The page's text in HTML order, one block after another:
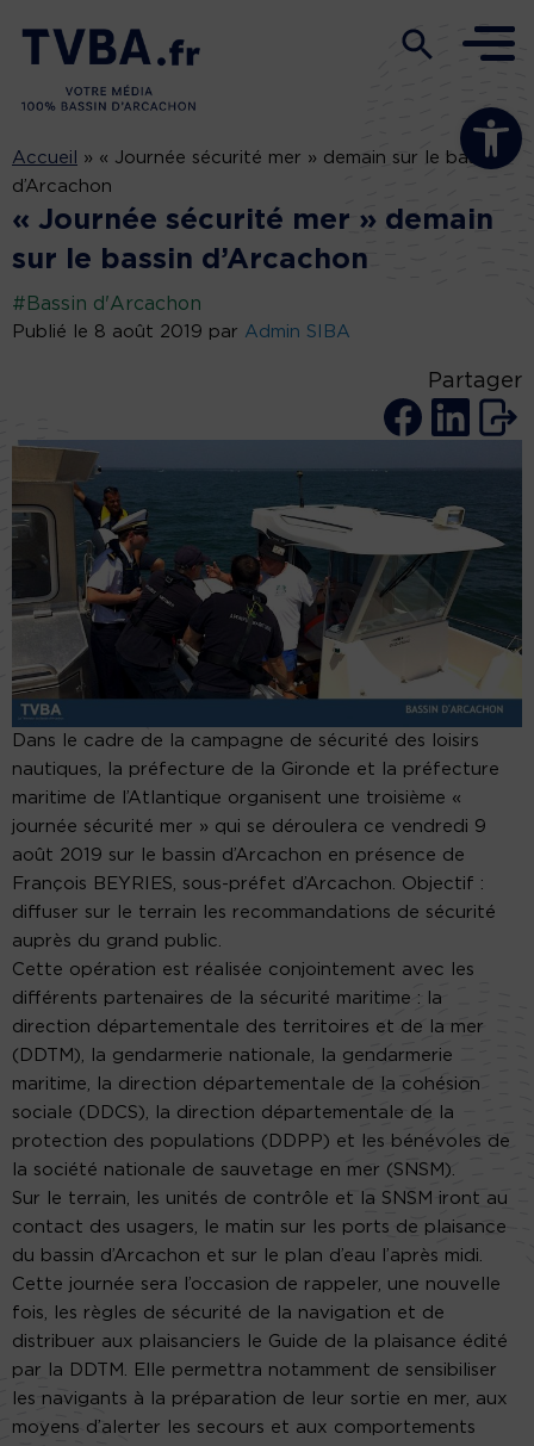
Ouvrir la
Accueil » « Journée sécurité mer » demain sur le bassin
d’Arcachon
« Journée sécurité mer » demain
sur le bassin d’Arcachon
#Bassin d'Arcachon
Publié le 8 août 2019 par Admin SIBA
Partager
Dans le cadre de la campagne de sécurité des loisirs
nautiques, la préfecture de la Gironde et la préfecture
maritime de l’Atlantique organisent une troisième «
journée sécurité mer » qui se déroulera ce vendredi 9
août 2019 sur le bassin d’Arcachon en présence de
François BEYRIES, sous-préfet d’Arcachon. Objectif :
diffuser sur le terrain les recommandations de sécurité
auprès du grand public.
Cette opération est réalisée conjointement avec les
différents partenaires de la sécurité maritime : la
direction départementale des territoires et de la mer
(DDTM), la gendarmerie nationale, la gendarmerie
maritime, la direction départementale de la cohésion
sociale (DDCS), la direction départementale de la
protection des populations (DDPP) et les bénévoles de
la société nationale de sauvetage en mer (SNSM).
Sur le terrain, les unités de contrôle et la SNSM iront au
contact des usagers, le matin sur les ports de plaisance
du bassin d’Arcachon et sur le plan d’eau l’après midi.
Cette journée sera l’occasion de rappeler, une nouvelle
fois, les règles de sécurité de la navigation et de
distribuer aux plaisanciers le Guide de la plaisance édité
par la DDTM. Elle permettra notamment de sensibiliser
les navigants à la préparation de leur sortie en mer, aux
moyens d’alerter les secours et aux comportements